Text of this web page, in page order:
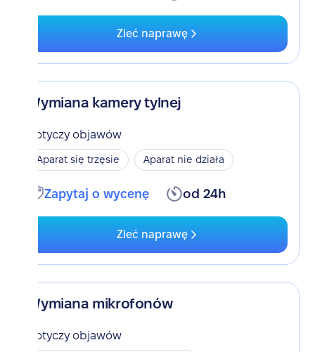
Zleć naprawę
Wymiana kamery tylnej
Dotyczy objawów
Aparat się trzęsie Aparat nie działa
Zapytaj o wycenę od 24h
Zleć naprawę
Wymiana mikrofonów
Dotyczy objawów